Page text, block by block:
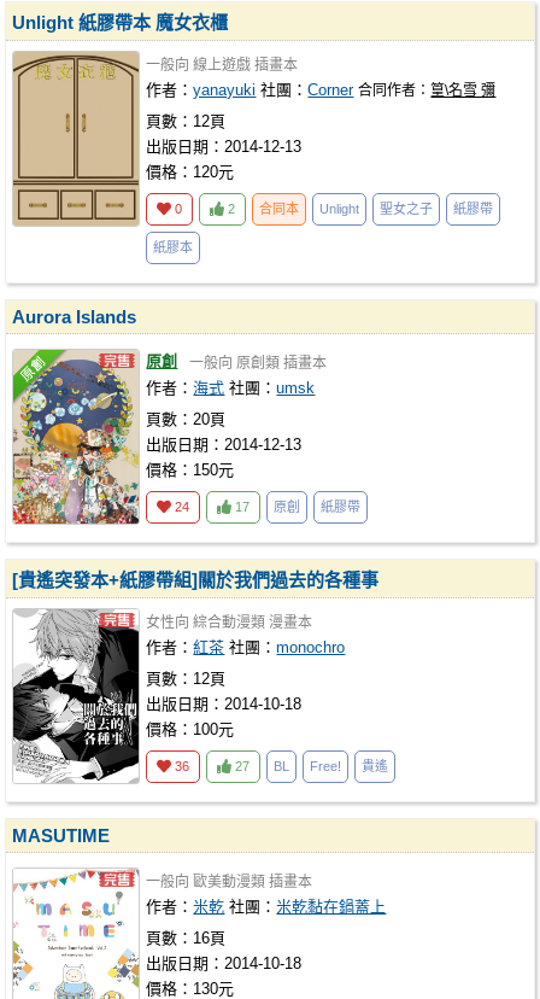
Unlight 紙膠帶本 魔女衣櫃
一般向 線上遊戲 插畫本
作者：yanayuki 社團：Corner 合同作者：篁\名雪 彌
頁數：12頁
出版日期：2014-12-13
價格：120元
0 2 合同本 Unlight 聖女之子 紙膠帶
紙膠本
Aurora Islands
原創 一般向 原創類 插畫本
作者：海式 社團：umsk
頁數：20頁
出版日期：2014-12-13
價格：150元
24 17 原創 紙膠帶
[貴遙突發本+紙膠帶組]關於我們過去的各種事
女性向 綜合動漫類 漫畫本
作者：紅茶 社團：monochro
頁數：12頁
出版日期：2014-10-18
價格：100元
36 27 BL Free! 貴遙
MASUTIME
一般向 歐美動漫類 插畫本
作者：米乾 社團：米乾黏在鍋蓋上
頁數：16頁
出版日期：2014-10-18
價格：130元